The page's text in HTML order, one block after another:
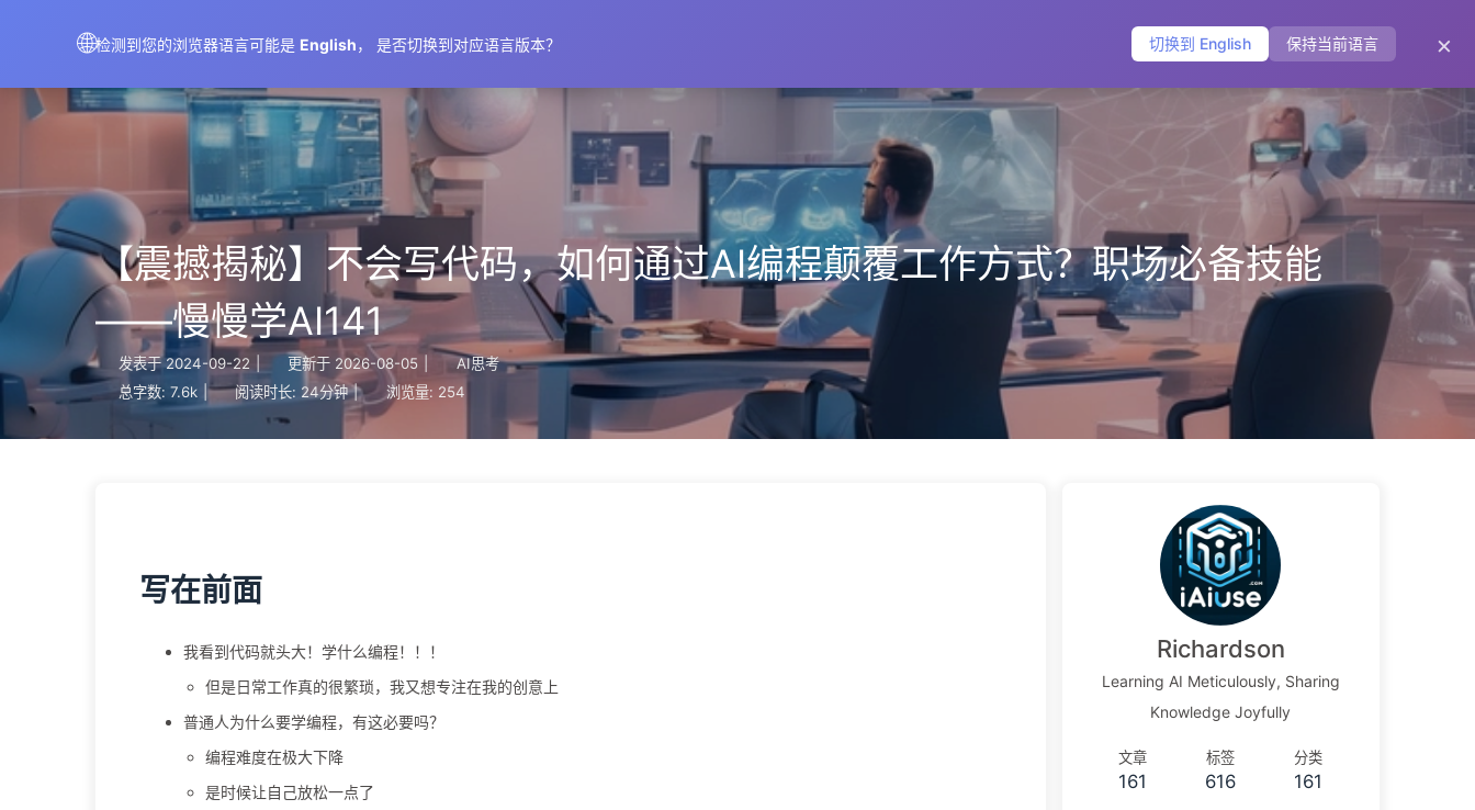
🌐检测到您的浏览器语言可能是 English， 是否切换到对应语言版本？ 切换到 English 保持当前语言 ×
AIMeticulously 标签 分类 友链 关于
【震撼揭秘】不会写代码，如何通过AI编程颠覆工作方式？职场必备技能
——慢慢学AI141
发表于 2024-09-22 更新于 2026-08-05
AI思考
总字数: 7.6k 阅读时长: 24分钟 | 浏览量: 254
写在前面
我看到代码就头大！学什么编程！！！
但是日常工作真的很繁琐，我又想专注在我的创意上
普通人为什么要学编程，有这必要吗？
编程难度在极大下降
是时候让自己放松一点了
Richardson
Learning AI Meticulously, Sharing
Knowledge Joyfully
文章
161
标签
616
分类
161